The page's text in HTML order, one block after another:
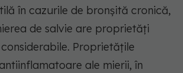
în cazurile de bronșită cronică,
de salvie are proprietăți
Proprietățile
ale mierii, în